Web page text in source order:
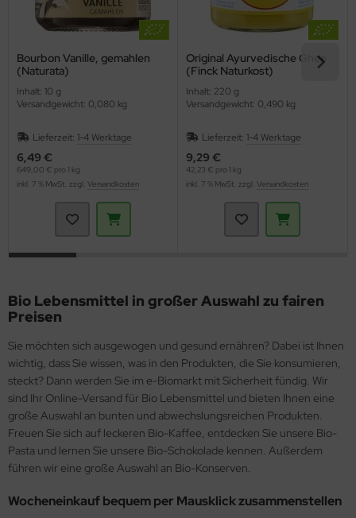
Bourbon Vanille, gemahlen
(Naturata)
Inhalt: 10 g
Versandgewicht: 0,080 kg
Lieferzeit: 1-4 Werktage
6,49 €
649,00 € pro 1 kg
inkl. 7 % MwSt. zzgl. Versandkosten
Original Ayurvedische Ghee
(Finck Naturkost)
Inhalt: 220 g
Versandgewicht: 0,490 kg
Lieferzeit: 1-4 Werktage
9,29 €
42,23 € pro 1 kg
inkl. 7 % MwSt. zzgl. Versandkosten
Bio Lebensmittel in großer Auswahl zu fairen
Preisen
Sie möchten sich ausgewogen und gesund ernähren? Dabei ist Ihnen
wichtig, dass Sie wissen, was in den Produkten, die Sie konsumieren,
steckt? Dann werden Sie im e-Biomarkt mit Sicherheit fündig. Wir
sind Ihr Online-Versand für Bio Lebensmittel und bieten Ihnen eine
große Auswahl an bunten und abwechslungsreichen Produkten.
Freuen Sie sich auf leckeren Bio-Kaffee, entdecken Sie unsere Bio-
Pasta und lernen Sie unsere Bio-Schokolade kennen. Außerdem
führen wir eine große Auswahl an Bio-Konserven.
Wocheneinkauf bequem per Mausklick zusammenstellen